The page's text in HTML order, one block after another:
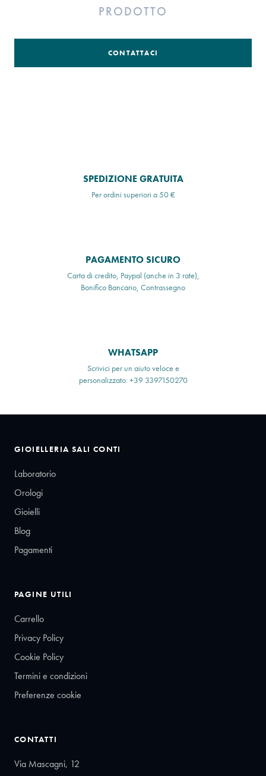
PRODOTTO
CONTATTACI
SPEDIZIONE GRATUITA
Per ordini superiori a 50 €
PAGAMENTO SICURO
Carta di credito, Paypal (anche in 3 rate),
Bonifico Bancario, Contrassegno
WHATSAPP
Scrivici per un aiuto veloce e
personalizzato: +39 3397150270
GIOIELLERIA SALI CONTI
Laboratorio
Orologi
Gioielli
Blog
Pagamenti
PAGINE UTILI
Carrello
Privacy Policy
Cookie Policy
Termini e condizioni
Preferenze cookie
CONTATTI
Via Mascagni, 12